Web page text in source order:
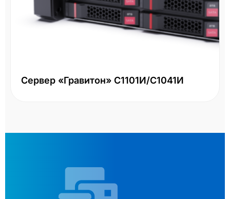
Сервер «Гравитон» С1101И/С1041И